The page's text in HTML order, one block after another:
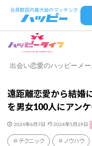
出会い恋愛のハッピーメ
遠距離恋愛から結婚
を男女100人にアン
2024年6月7日 2024年5月29日
テクニック ノウハウ